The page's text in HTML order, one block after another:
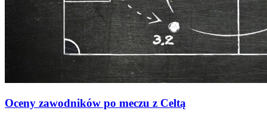
Oceny zawodników po meczu z Celtą